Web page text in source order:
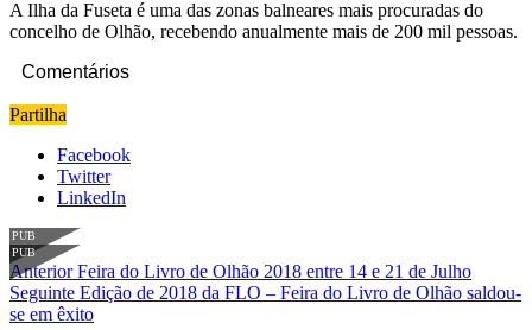
A Ilha da Fuseta é uma das zonas balneares mais procuradas do
concelho de Olhão, recebendo anualmente mais de 200 mil pessoas.
Comentários
Partilha
Facebook
Twitter
LinkedIn
PUB
PUB
AnteriorFeira do Livro de Olhão 2018 entre 14 e 21 de Julho
Seguinte Edição de 2018 da FLO – Feira do Livro de Olhão saldou-
se em êxito